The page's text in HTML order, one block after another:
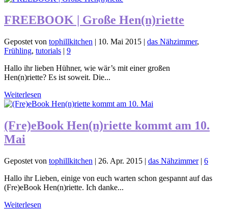
FREEBOOK | Große Hen(n)riette
Gepostet von tophillkitchen | 10. Mai 2015 | das Nähzimmer,
Frühling, tutorials | 9
Hallo ihr lieben Hühner, wie wär’s mit einer großen
Hen(n)riette? Es ist soweit. Die...
Weiterlesen
(Fre)eBook Hen(n)riette kommt am 10.
Mai
Gepostet von tophillkitchen | 26. Apr. 2015 | das Nähzimmer| 6
Hallo ihr Lieben, einige von euch warten schon gespannt auf das
(Fre)eBook Hen(n)riette. Ich danke...
Weiterlesen